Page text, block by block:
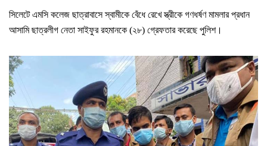
সিলেটে এমসি কলেজ ছাত্রাবাসে স্বামীকে বেঁধে রেখে স্ত্রীকে গণধর্ষণ মামলার প্রধান
আসামি ছাত্রলীগ নেতা সাইফুর রহমানকে (২৮) গ্রেফতার করেছে পুলিশ।